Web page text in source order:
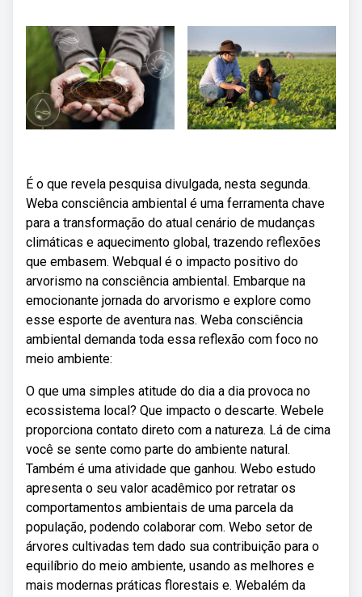
É o que revela pesquisa divulgada, nesta segunda.
Weba consciência ambiental é uma ferramenta chave
para a transformação do atual cenário de mudanças
climáticas e aquecimento global, trazendo reflexões
que embasem. Webqual é o impacto positivo do
arvorismo na consciência ambiental. Embarque na
emocionante jornada do arvorismo e explore como
esse esporte de aventura nas. Weba consciência
ambiental demanda toda essa reflexão com foco no
meio ambiente:
O que uma simples atitude do dia a dia provoca no
ecossistema local? Que impacto o descarte. Webele
proporciona contato direto com a natureza. Lá de cima
você se sente como parte do ambiente natural.
Também é uma atividade que ganhou. Webo estudo
apresenta o seu valor acadêmico por retratar os
comportamentos ambientais de uma parcela da
população, podendo colaborar com. Webo setor de
árvores cultivadas tem dado sua contribuição para o
equilíbrio do meio ambiente, usando as melhores e
mais modernas práticas florestais e. Webalém da